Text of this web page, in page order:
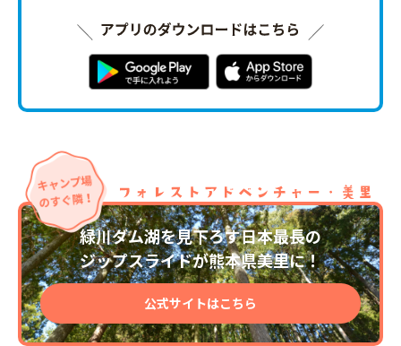
緑川ダム湖を見下ろす日本最長の
ジップスライドが熊本県美里に！
公式サイトはこちら